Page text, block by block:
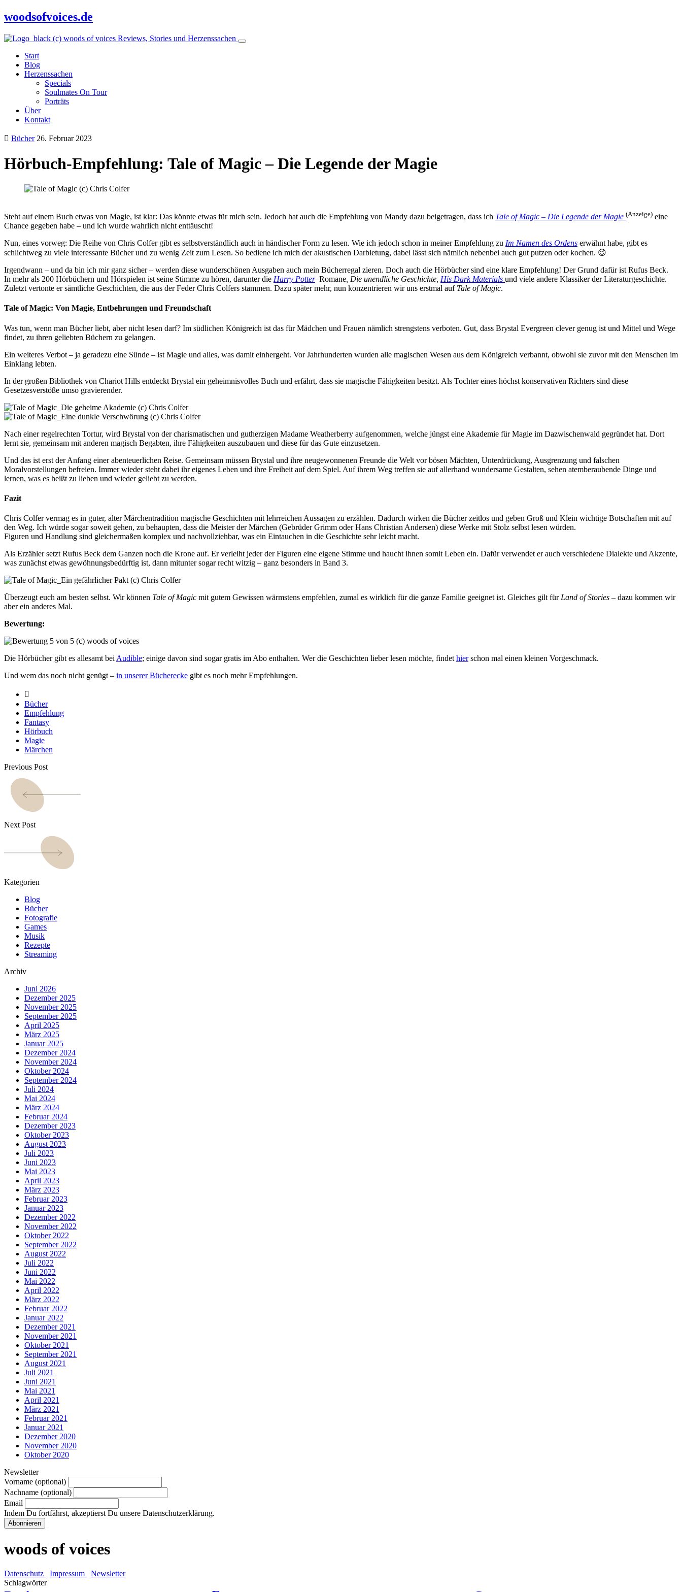
woodsofvoices.de
Reviews, Stories und Herzenssachen
Start
Blog
Herzenssachen
Specials
Soulmates On Tour
Porträts
Über
Kontakt
Bücher 26. Februar 2023
Hörbuch-Empfehlung: Tale of Magic – Die Legende der Magie
Steht auf einem Buch etwas von Magie, ist klar: Das könnte etwas für mich sein. Jedoch hat auch die Empfehlung von Mandy dazu beigetragen, dass ich Tale of Magic – Die Legende der Magie (Anzeige) eine
Chance gegeben habe – und ich wurde wahrlich nicht enttäuscht!
Nun, eines vorweg: Die Reihe von Chris Colfer gibt es selbstverständlich auch in händischer Form zu lesen. Wie ich jedoch schon in meiner Empfehlung zu Im Namen des Ordens erwähnt habe, gibt es
schlichtweg zu viele interessante Bücher und zu wenig Zeit zum Lesen. So bediene ich mich der akustischen Darbietung, dabei lässt sich nämlich nebenbei auch gut putzen oder kochen. 😉
Irgendwann – und da bin ich mir ganz sicher – werden diese wunderschönen Ausgaben auch mein Bücherregal zieren. Doch auch die Hörbücher sind eine klare Empfehlung! Der Grund dafür ist Rufus Beck.
In mehr als 200 Hörbüchern und Hörspielen ist seine Stimme zu hören, darunter die Harry Potter–Romane , Die unendliche Geschichte, His Dark Materials und viele andere Klassiker der Literaturgeschichte.
Zuletzt vertonte er sämtliche Geschichten, die aus der Feder Chris Colfers stammen. Dazu später mehr, nun konzentrieren wir uns erstmal auf Tale of Magic.
Tale of Magic: Von Magie, Entbehrungen und Freundschaft
Was tun, wenn man Bücher liebt, aber nicht lesen darf? Im südlichen Königreich ist das für Mädchen und Frauen nämlich strengstens verboten. Gut, dass Brystal Evergreen clever genug ist und Mittel und Wege
findet, zu ihren geliebten Büchern zu gelangen.
Ein weiteres Verbot – ja geradezu eine Sünde – ist Magie und alles, was damit einhergeht. Vor Jahrhunderten wurden alle magischen Wesen aus dem Königreich verbannt, obwohl sie zuvor mit den Menschen im
Einklang lebten.
In der großen Bibliothek von Chariot Hills entdeckt Brystal ein geheimnisvolles Buch und erfährt, dass sie magische Fähigkeiten besitzt. Als Tochter eines höchst konservativen Richters sind diese
Gesetzesverstöße umso gravierender.
Nach einer regelrechten Tortur, wird Brystal von der charismatischen und gutherzigen Madame Weatherberry aufgenommen, welche jüngst eine Akademie für Magie im Dazwischenwald gegründet hat. Dort
lernt sie, gemeinsam mit anderen magisch Begabten, ihre Fähigkeiten auszubauen und diese für das Gute einzusetzen.
Und das ist erst der Anfang einer abenteuerlichen Reise. Gemeinsam müssen Brystal und ihre neugewonnenen Freunde die Welt vor bösen Mächten, Unterdrückung, Ausgrenzung und falschen
Moralvorstellungen befreien. Immer wieder steht dabei ihr eigenes Leben und ihre Freiheit auf dem Spiel. Auf ihrem Weg treffen sie auf allerhand wundersame Gestalten, sehen atemberaubende Dinge und
lernen, was es heißt zu lieben und wieder geliebt zu werden.
Fazit
Chris Colfer vermag es in guter, alter Märchentradition magische Geschichten mit lehrreichen Aussagen zu erzählen. Dadurch wirken die Bücher zeitlos und geben Groß und Klein wichtige Botschaften mit auf
den Weg. Ich würde sogar soweit gehen, zu behaupten, dass die Meister der Märchen (Gebrüder Grimm oder Hans Christian Andersen) diese Werke mit Stolz selbst lesen würden.
Figuren und Handlung sind gleichermaßen komplex und nachvollziehbar, was ein Eintauchen in die Geschichte sehr leicht macht.
Als Erzähler setzt Rufus Beck dem Ganzen noch die Krone auf. Er verleiht jeder der Figuren eine eigene Stimme und haucht ihnen somit Leben ein. Dafür verwendet er auch verschiedene Dialekte und Akzente,
was zunächst etwas gewöhnungsbedürftig ist, dann mitunter sogar recht witzig – ganz besonders in Band 3.
Überzeugt euch am besten selbst. Wir können Tale of Magic mit gutem Gewissen wärmstens empfehlen, zumal es wirklich für die ganze Familie geeignet ist. Gleiches gilt für Land of Stories – dazu kommen wir
aber ein anderes Mal.
Bewertung:
Die Hörbücher gibt es allesamt bei Audible; einige davon sind sogar gratis im Abo enthalten. Wer die Geschichten lieber lesen möchte, findet hierschon mal einen kleinen Vorgeschmack.
Und wem das noch nicht genügt – in unserer Bücherecke gibt es noch mehr Empfehlungen.
Bücher
Empfehlung
Fantasy
Hörbuch
Magie
Märchen
Previous Post
Next Post
Kategorien
Blog
Bücher
Fotografie
Games
Musik
Rezepte
Streaming
Archiv
Juni 2026
Dezember 2025
November 2025
September 2025
April 2025
März 2025
Januar 2025
Dezember 2024
November 2024
Oktober 2024
September 2024
Juli 2024
Mai 2024
März 2024
Februar 2024
Dezember 2023
Oktober 2023
August 2023
Juli 2023
Juni 2023
Mai 2023
April 2023
März 2023
Februar 2023
Januar 2023
Dezember 2022
November 2022
Oktober 2022
September 2022
August 2022
Juli 2022
Juni 2022
Mai 2022
April 2022
März 2022
Februar 2022
Januar 2022
Dezember 2021
November 2021
Oktober 2021
September 2021
August 2021
Juli 2021
Juni 2021
Mai 2021
April 2021
März 2021
Februar 2021
Januar 2021
Dezember 2020
November 2020
Oktober 2020
Newsletter
Vorname (optional)
Nachname (optional)
Email
Indem Du fortfährst, akzeptierst Du unsere Datenschutzerklärung.
woods of voices
Datenschutz Impressum
Newsletter
Schlagwörter